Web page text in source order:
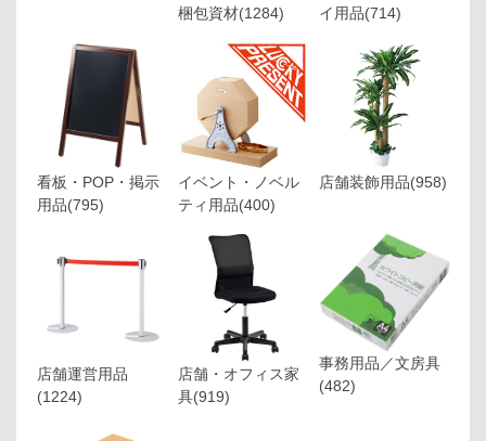
梱包資材(1284)
イ用品(714)
看板・POP・掲示
用品(795)
イベント・ノベル
ティ用品(400)
店舗装飾用品(958)
店舗運営用品
(1224)
店舗・オフィス家
具(919)
事務用品／文房具
(482)